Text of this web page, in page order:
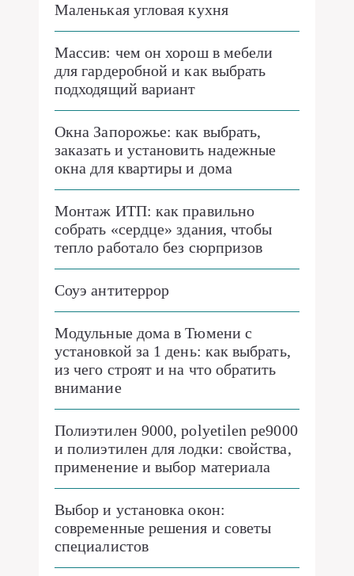
Маленькая угловая кухня
Массив: чем он хорош в мебели
для гардеробной и как выбрать
подходящий вариант
Окна Запорожье: как выбрать,
заказать и установить надежные
окна для квартиры и дома
Монтаж ИТП: как правильно
собрать «сердце» здания, чтобы
тепло работало без сюрпризов
Соуэ антитеррор
Модульные дома в Тюмени с
установкой за 1 день: как выбрать,
из чего строят и на что обратить
внимание
Полиэтилен 9000, polyetilen pe9000
и полиэтилен для лодки: свойства,
применение и выбор материала
Выбор и установка окон:
современные решения и советы
специалистов